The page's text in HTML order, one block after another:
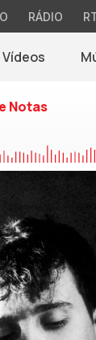
RÁDIO
Vídeos
Notas